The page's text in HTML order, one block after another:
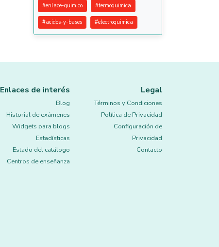
#enlace-quimico #termoquimica
#acidos-y-bases #electroquimica
Enlaces de interés
Blog
Historial de exámenes
Widgets para blogs
Estadísticas
Estado del catálogo
Centros de enseñanza
Legal
Términos y Condiciones
Política de Privacidad
Configuración de
Privacidad
Contacto